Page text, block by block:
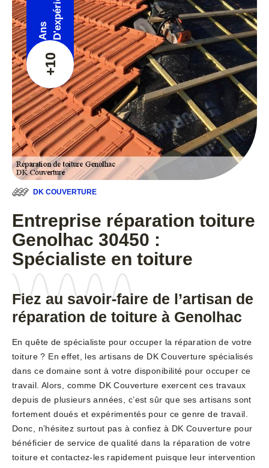
+10
Ans
DK COUVERTURE
Entreprise réparation toiture
Genolhac 30450 :
Spécialiste en toiture
Fiez au savoir-faire de l’artisan de
réparation de toiture à Genolhac
En quête de spécialiste pour occuper la réparation de votre
toiture ? En effet, les artisans de DK Couverture spécialisés
dans ce domaine sont à votre disponibilité pour occuper ce
travail. Alors, comme DK Couverture exercent ces travaux
depuis de plusieurs années, c’est sûr que ses artisans sont
fortement doués et expérimentés pour ce genre de travail.
Donc, n’hésitez surtout pas à confiez à DK Couverture pour
bénéficier de service de qualité dans la réparation de votre
toiture et contactez-les rapidement puisque leur intervention